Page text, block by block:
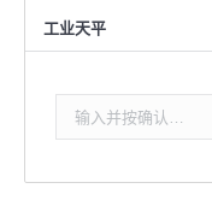
工业天平
索：